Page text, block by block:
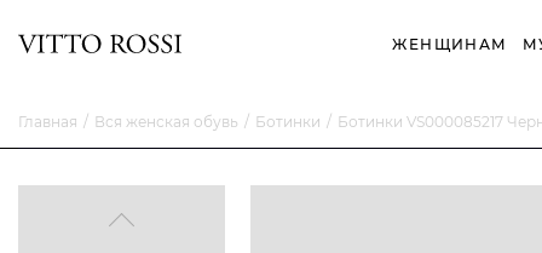
ЖЕНЩИНАМ
Главная Вся женская обувь Ботинки Ботинки VS000085217